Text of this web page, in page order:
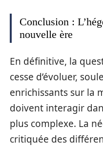
Conclusion :
nouvelle ère
En définitive, la
cesse d’évoluer,
enrichissants sur la
doivent interagir
plus complexe. La
critiquée des